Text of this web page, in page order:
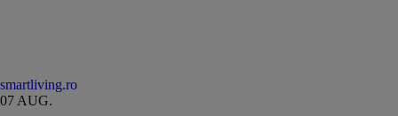
smartliving.ro
07 AUG.